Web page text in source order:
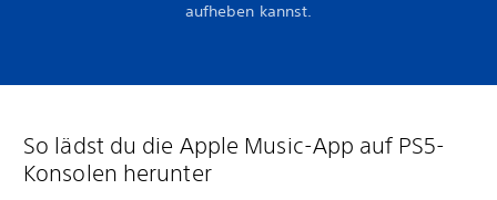
aufheben kannst.
So lädst du die Apple Music-App auf PS5-
Konsolen herunter